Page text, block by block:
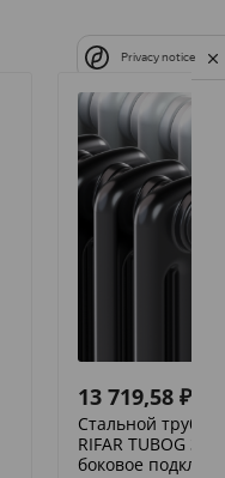
13 719,58 ₽
Стальной
RIFAR TUBOG
боковое
Privacy notice